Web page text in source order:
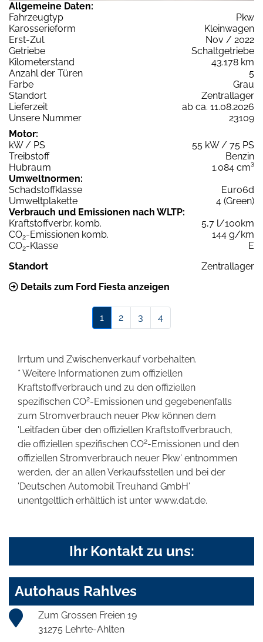
Allgemeine Daten:
Fahrzeugtyp
Pkw
Karosserieform
Kleinwagen
Erst-Zul.
Nov / 2022
Getriebe
Schaltgetriebe
Kilometerstand
43.178 km
Anzahl der Türen
5
Farbe
Grau
Standort
Zentrallager
Lieferzeit
ab ca. 11.08.2026
Unsere Nummer
23109
Motor:
kW / PS
55 kW / 75 PS
Treibstoff
Benzin
Hubraum
1.084 cm³
Umweltnormen:
Schadstoffklasse
Euro6d
Umweltplakette
4 (Green)
Verbrauch und Emissionen nach WLTP:
Kraftstoffverbr. komb.
5,7 l/100km
CO2-Emissionen komb.
144 g/km
CO2-Klasse
E
Standort
Zentrallager
Details zum Ford Fiesta anzeigen
1 2 3 4
Irrtum und Zwischenverkauf vorbehalten.
* Weitere Informationen zum offiziellen
Kraftstoffverbrauch und zu den offiziellen
spezifischen CO2-Emissionen und gegebenenfalls
zum Stromverbrauch neuer Pkw können dem
'Leitfaden über den offiziellen Kraftstoffverbrauch,
die offiziellen spezifischen CO2-Emissionen und den
offiziellen Stromverbrauch neuer Pkw' entnommen
werden, der an allen Verkaufsstellen und bei der
'Deutschen Automobil Treuhand GmbH'
unentgeltlich erhältlich ist unter www.dat.de.
Ihr Kontakt zu uns:
Autohaus Rahlves
Zum Grossen Freien 19
31275 Lehrte-Ahlten